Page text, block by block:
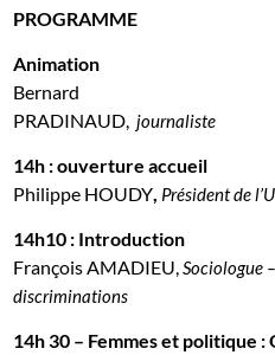
PROGRAMME
Animation
Bernard
PRADINAUD,journaliste
14h : ouverture accueil
Philippe HOUDY, Président de
14h10 : Introduction
François AMADIEU,Sociologue
discriminations
14h 30 – Femmes et politique